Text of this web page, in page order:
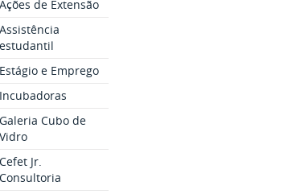
Ações de Extensão
Assistência
estudantil
Estágio e Emprego
Incubadoras
Galeria Cubo de
Vidro
Cefet Jr.
Consultoria